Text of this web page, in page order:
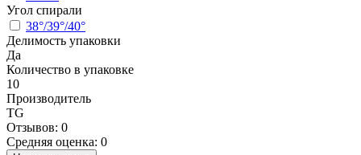
Угол спирали
38°/39°/40°
Делимость упаковки
Да
Количество в упаковке
10
Производитель
TG
Отзывов: 0
Средняя оценка: 0